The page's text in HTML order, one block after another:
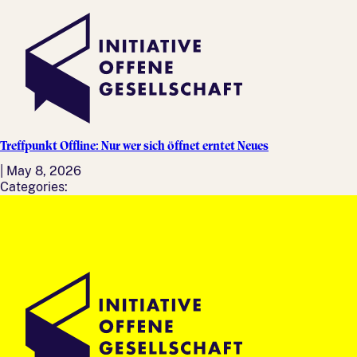
Treffpunkt Offline: Nur wer sich öffnet erntet Neues
May 8, 2026
Categories: